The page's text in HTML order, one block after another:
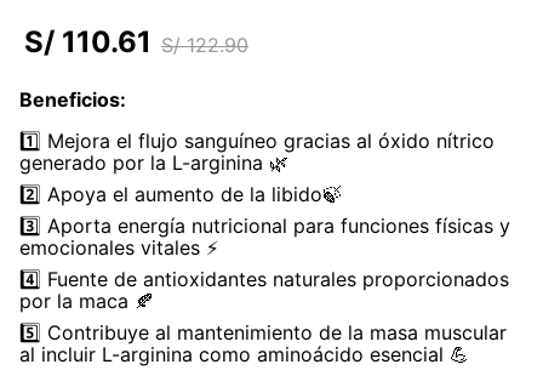
7.
magnesio
10. proteina
S/ 122.90
S/ 110.61
Beneficios:
1️⃣ Mejora el flujo sanguíneo gracias al óxido nítrico
generado por la L-arginina 🌿
2️⃣ Apoya el aumento de la libido🍃
3️⃣ Aporta energía nutricional para funciones físicas y
emocionales vitales ⚡
4️⃣ Fuente de antioxidantes naturales proporcionados
por la maca 🍂
5️⃣ Contribuye al mantenimiento de la masa muscular
al incluir L-arginina como aminoácido esencial 💪